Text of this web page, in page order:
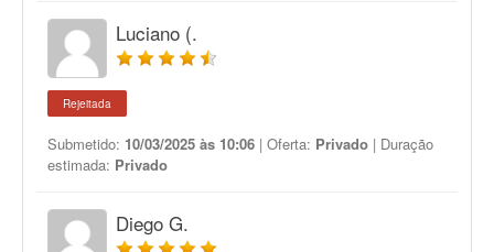
Luciano (.
Rejeitada
Submetido: 10/03/2025 às 10:06 | Oferta: Privado | Duração
estimada: Privado
Diego G.